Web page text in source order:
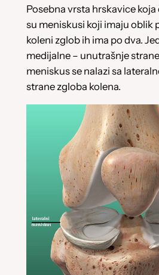
Posebna vrsta hrskavice
su meniskusi koji imaju oblik
koleni zglob ih ima po dva.
medijalne – unutrašnje
meniskus se nalazi sa
strane zgloba kolena.